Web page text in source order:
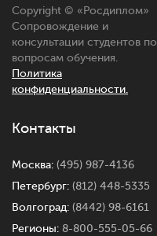
Copyright © « Росдиплом»
Сопровождение и
консультации студентов по
вопросам обучения.
Политика
конфиденциальности.
Контакты
Москва: (495) 987-4136
Петербург: (812) 448-5335
Волгоград: (8442) 98-6161
Регионы: 8-800-555-05-66